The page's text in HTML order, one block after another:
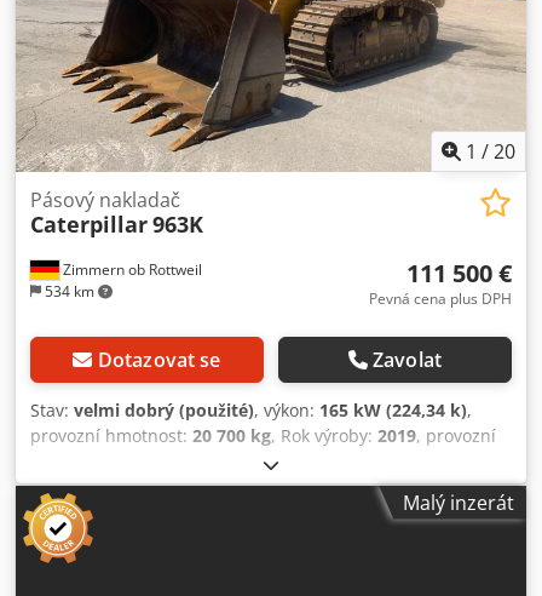
1 /20
Zimmern ob Rottweil
534 km
Pásový nakladač
Caterpillar963K
111 500 €
Pevná cena plus DPH
Dotazovat se Zavolat
Stav: velmi dobrý (použité), výkon: 165 kW (224,34 k),
provozní hmotnost: 20 700 kg, Rok výroby: 2019, provozní
klimatizace
Rok výroby: 2019 Provozní hodiny: 8 171 hodin Uzavřená
kabina Csdpfoznirpsx Ahkorf Klimatizace Rádio Zadní
kamera Lžíce se zuby Podvozek ve stavu cca 70–80 % Šířka
podvozkových desek: 550 mm Motor o výkonu 165 kW
Malý inzerát